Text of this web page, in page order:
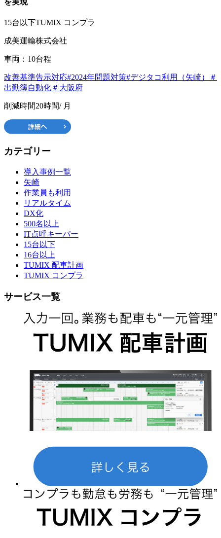
を実現
15台以下TUMIX コンプラ
成美運輸株式会社
車両：10台程
改善基準告示対応#2024年問題対策#デジタコ利用（矢崎）
＃
出勤簿自動化＃大阪府
削減時間20時間/ 月
カテゴリー
導入事例一覧
矢崎
作業員も利用
リアルタイム
DX化
500名以上
IT点呼キーパー
15台以下
16台以上
TUMIX 配車計画
TUMIX コンプラ
サービス一覧